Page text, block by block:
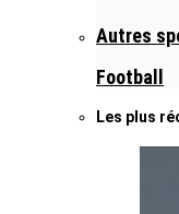
Autres
Football
Les plus